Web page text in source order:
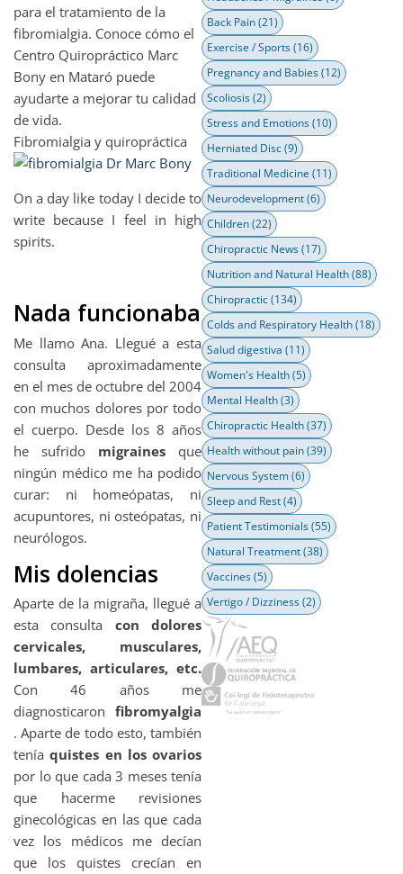
para el tratamiento de la
fibromialgia. Conoce cómo el
Centro Quiropráctico Marc
Bony en Mataró puede
ayudarte a mejorar tu calidad
de vida.
Fibromialgia y quiropráctica
On a day like today I decide to
write because I feel in high
spirits.
Nada funcionaba
Me llamo Ana. Llegué a esta
consulta aproximadamente
en el mes de octubre del 2004
con muchos dolores por todo
el cuerpo. Desde los 8 años
he sufrido migraines que
ningún médico me ha podido
curar: ni homeópatas, ni
acupuntores, ni osteópatas, ni
neurólogos.
Mis dolencias
Aparte de la migraña, llegué a
esta consulta con dolores
cervicales, musculares,
lumbares, articulares, etc.
Con 46 años me
diagnosticaron fibromyalgia
. Aparte de todo esto, también
teníaquistes en los ovarios
por lo que cada 3 meses tenía
que hacerme revisiones
ginecológicas en las que cada
vez los médicos me decían
que los quistes crecían en
Back Pain(21)
Exercise / Sports(16)
Pregnancy and Babies(12)
Scoliosis(2)
Stress and Emotions(10)
Herniated Disc(9)
Traditional Medicine (11)
Neurodevelopment(6)
Children(22)
Chiropractic News(17)
Nutrition and Natural Health(88)
Chiropractic(134)
Colds and Respiratory Health(18)
Salud digestiva (11)
Women's Health(5)
Mental Health(3)
Chiropractic Health(37)
Health without pain(39)
Nervous System(6)
Sleep and Rest(4)
Patient Testimonials(55)
Natural Treatment(38)
Vaccines(5)
Vertigo / Dizziness(2)